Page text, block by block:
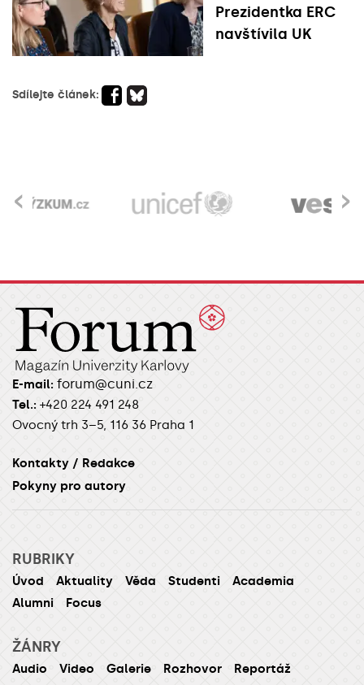
Prezidentka ERC
navštívila UK
Sdílejte článek:
›
‹
E-mail: forum@cuni.cz
Tel.: +420 224 491 248
Ovocný trh 3–5, 116 36 Praha 1
Kontakty / Redakce
Pokyny pro autory
RUBRIKY
Úvod Aktuality Věda Studenti
Academia
Alumni
Focus
ŽÁNRY
Audio Video Galerie Rozhovor
Reportáž